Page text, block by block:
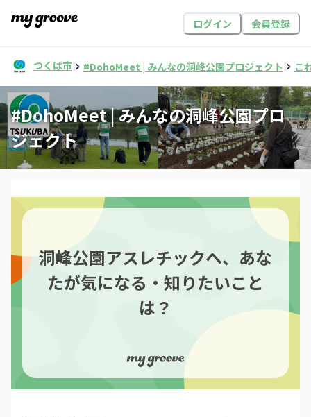
ログイン 会員登録
つくば市 #DohoMeet | みんなの洞峰公園プロジェクト こ
#DohoMeet | みんなの洞峰公園プロ
ジェクト
洞峰公園アスレチックへ、あな
たが気になる・知りたいこと
は？